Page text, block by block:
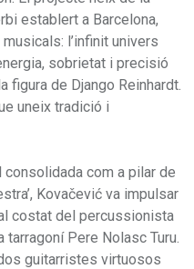
establert a Barcelona,
l’infinit univers
sobrietat i precisió
figura de Django Reinhardt.
uneix tradició i
consolidada com a pilar de
Kovačević va impulsar
costat del percussionista
Pere Nolasc Turu.
guitarristes virtuosos